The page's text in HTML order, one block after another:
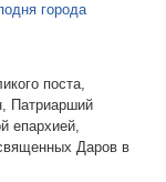
города
поста,
Патриарший
епархией,
Даров в